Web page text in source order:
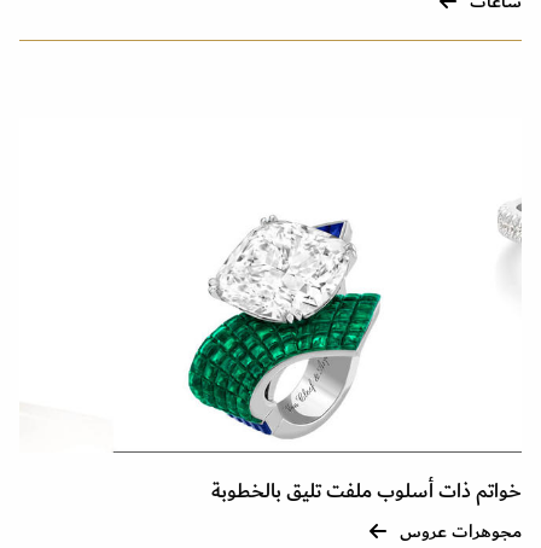
خواتم ذات أسلوب ملفت تليق بالخطوبة
مجوهرات عروس